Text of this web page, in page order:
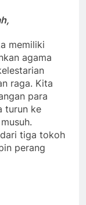
memiliki
agama
raga. Kita
para
turun ke
dari tiga tokoh
perang